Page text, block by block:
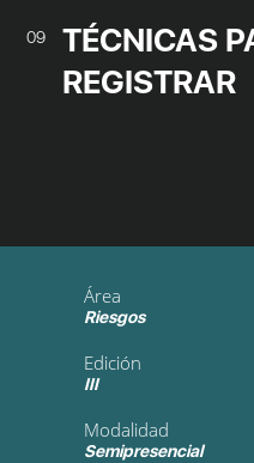
09
TÉCNICAS
REGISTRAR
Área
Riesgos
Edición
III
Modalidad
Semipresencial